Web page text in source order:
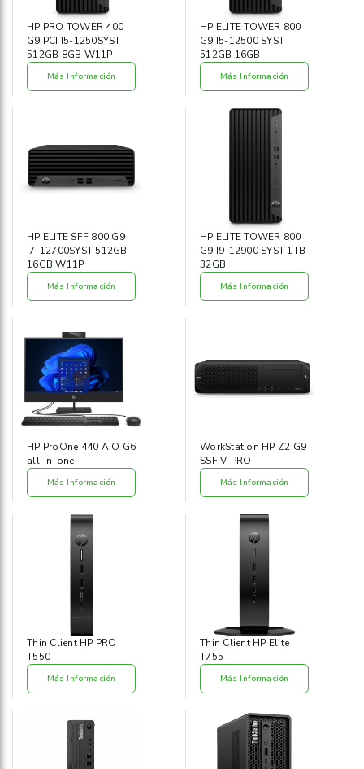
HP PRO TOWER 400
G9 PCI I5-1250SYST
512GB 8GB W11P
Más Información
HP ELITE TOWER 800
G9 I5-12500 SYST
512GB 16GB
Más Información
HP ELITE SFF 800 G9
I7-12700SYST 512GB
16GB W11P
Más Información
HP ELITE TOWER 800
G9 I9-12900 SYST 1TB
32GB
Más Información
HP ProOne 440 AiO G6
all-in-one
Más Información
WorkStation HP Z2 G9
SSF V-PRO
Más Información
Thin Client HP PRO
T550
Más Información
Thin Client HP Elite
T755
Más Información